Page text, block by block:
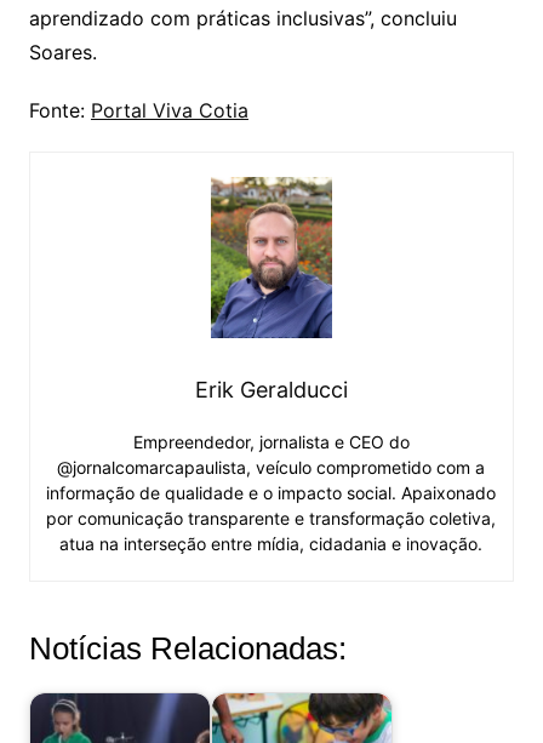
aprendizado com práticas inclusivas”, concluiu
Soares.
Fonte: Portal Viva Cotia
Erik Geralducci
Empreendedor, jornalista e CEO do
@jornalcomarcapaulista, veículo comprometido com a
informação de qualidade e o impacto social. Apaixonado
por comunicação transparente e transformação coletiva,
atua na interseção entre mídia, cidadania e inovação.
Notícias Relacionadas: